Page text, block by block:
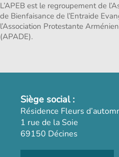
L’APEB est le regroupement de
de Bienfaisance de l’Entraide
l’Association Protestante
(APADE).
Siège social :
Résidence Fleurs
1 rue de la Soie
69150 Décines